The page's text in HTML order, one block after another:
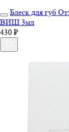
Блеск для губ
ВИШ 3мл
430 ₽